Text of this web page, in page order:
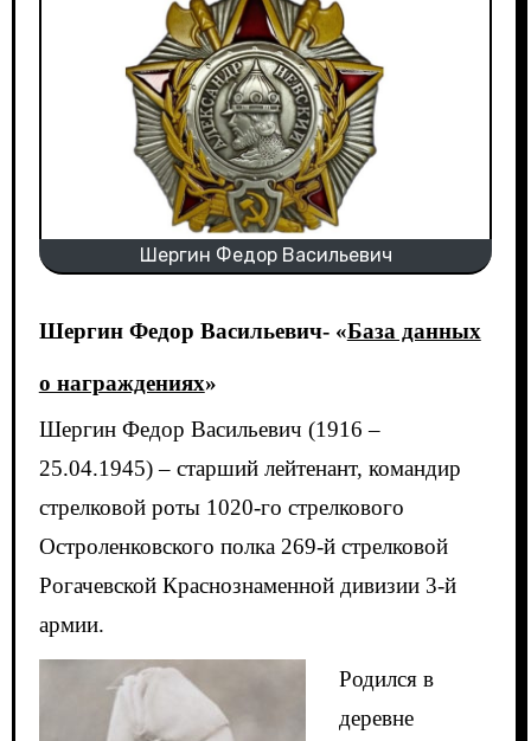
Шергин Федор Васильевич
Шергин Федор Васильевич- «База данных
о награждениях»
Шергин Федор Васильевич (1916 –
25.04.1945) – старший лейтенант, командир
стрелковой роты 1020-го стрелкового
Остроленковского полка 269-й стрелковой
Рогачевской Краснознаменной дивизии 3-й
армии.
Родился в
деревне